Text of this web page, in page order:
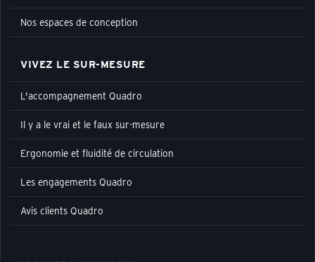
Nos espaces de conception
VIVEZ LE SUR-MESURE
L'accompagnement Quadro
Il y a le vrai et le faux sur-mesure
Ergonomie et fluidité de circulation
Les engagements Quadro
Avis clients Quadro